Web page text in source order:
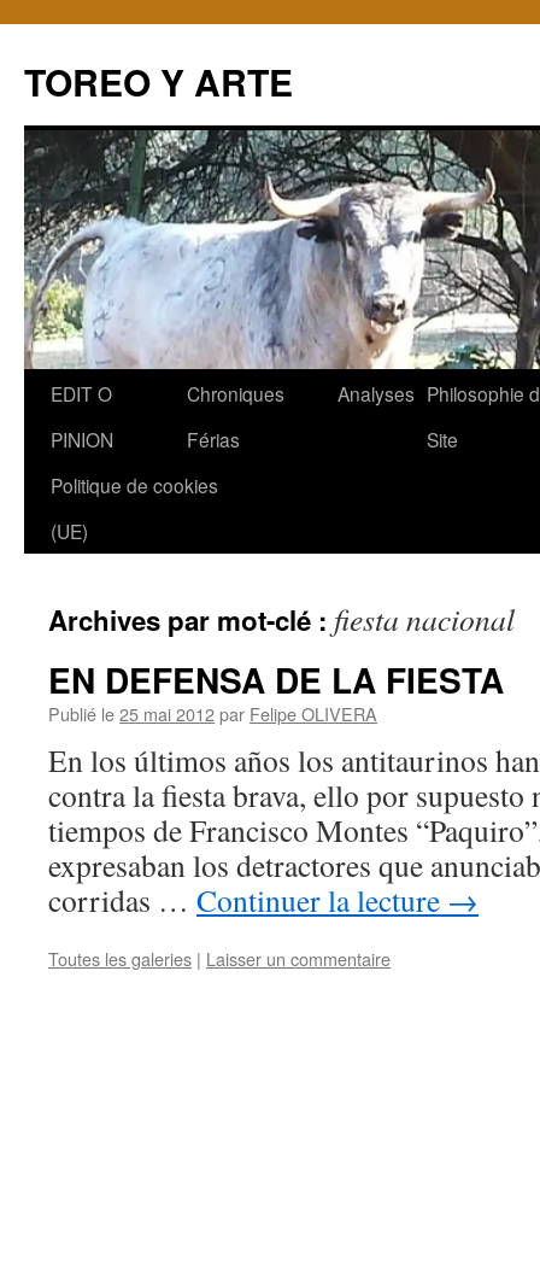
TOREO Y ARTE
Aller
contenu
EDIT O
PINION
Chroniques
Férias
Analyses Philosophie
Site
Politique de cookies
(UE)
Archives par mot-clé : fiesta nacional
EN DEFENSA DE LA FIESTA
Publié le25 mai 2012par Felipe OLIVERA
En los últimos años los antitaurinos
contra la fiesta brava, ello por supuesto
tiempos de Francisco Montes
expresaban los detractores que
corridas … Continuer la lecture →
Toutes les galeries | Laisser un commentaire